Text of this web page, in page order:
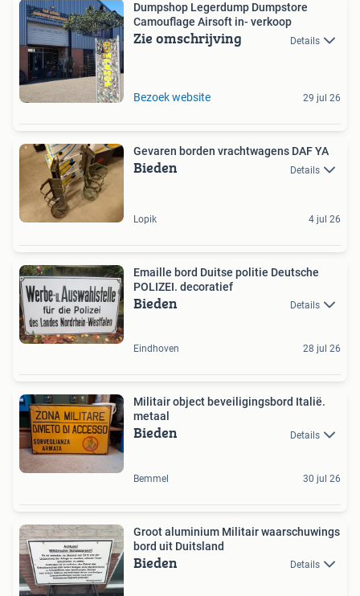
Dumpshop Legerdump Dumpstore
Camouflage Airsoft in- verkoop
Zie omschrijving Details
Bezoek website 29 jul 26
Gevaren borden vrachtwagens DAF YA
Bieden Details
Lopik 4 jul 26
Emaille bord Duitse politie Deutsche
POLIZEI. decoratief
Bieden Details
Eindhoven 28 jul 26
Militair object beveiligingsbord Italië.
metaal
Bieden Details
Bemmel 30 jul 26
Groot aluminium Militair waarschuwings
bord uit Duitsland
Bieden Details